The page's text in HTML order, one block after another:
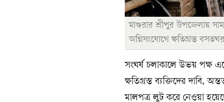
মাগুরার শ্রীপুর উপজেলায়
অগ্নিসংযোগে ক্ষতিগ্রস্ত
সংঘর্ষ চলাকালে উভয় পক্ষ
ক্ষতিগ্রস্ত ব্যক্তিদের দাবি,
মালপত্র লুট করে নেওয়া